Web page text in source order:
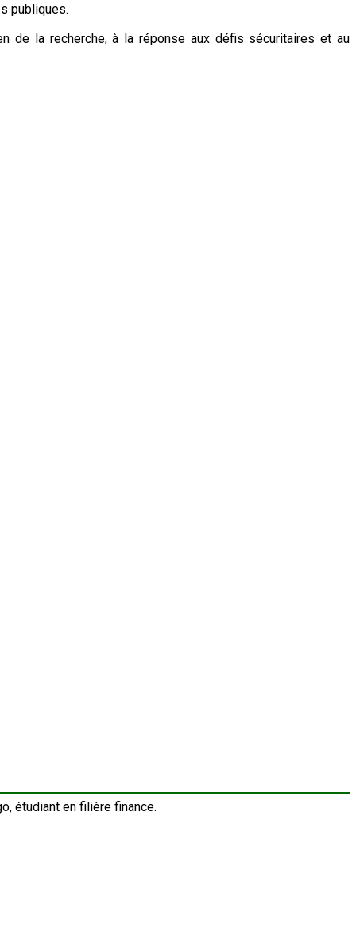
publiques.
de la recherche, à la réponse aux défis sécuritaires et au